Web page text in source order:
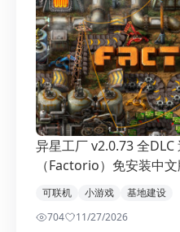
异星工厂 v2.0.73 全
（Factorio）免安装中文
可联机 小游戏
基地建设
704
11/27/2026